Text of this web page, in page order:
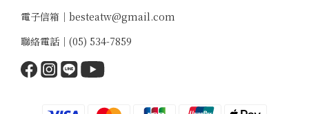
電子信箱｜ besteatw@gmail.com
聯絡電話｜ (05) 534-7859